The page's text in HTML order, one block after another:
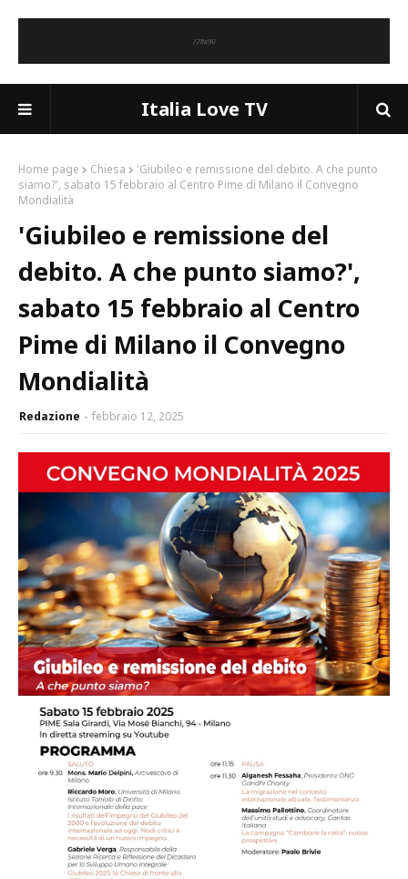
Italia Love TV
Home page Chiesa
'Giubileo e remissione del debito. A che punto
siamo?', sabato 15 febbraio al Centro Pime di Milano il Convegno
Mondialità
'Giubileo e remissione del
debito. A che punto siamo?',
sabato 15 febbraio al Centro
Pime di Milano il Convegno
Mondialità
Redazione febbraio 12, 2025